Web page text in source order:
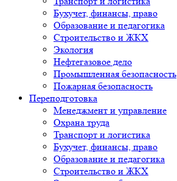
Бухучет, финансы, право
Образование и педагогика
Строительство и ЖКХ
Экология
Нефтегазовое дело
Промышленная безопасность
Пожарная безопасность
Переподготовка
Менеджмент и управление
Охрана труда
Транспорт и логистика
Бухучет, финансы, право
Образование и педагогика
Строительство и ЖКХ